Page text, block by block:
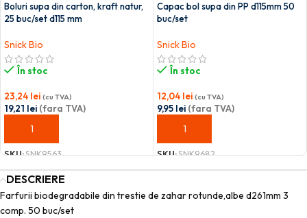
Boluri supa din carton, kraft natur,
25 buc/set d115 mm
Snick Bio
În stoc
23,24 lei (cu TVA)
19,21 lei (fara TVA)
ADAUGĂ ÎN COȘ
SKU:SNK9563
Capac bol supa din PP d115mm 50
buc/set
Snick Bio
În stoc
12,04 lei (cu TVA)
9,95 lei (fara TVA)
ADAUGĂ ÎN COȘ
SKU:SNK9682
DESCRIERE
Farfurii biodegradabile din trestie de zahar rotunde,albe d261mm 3
comp. 50 buc/set